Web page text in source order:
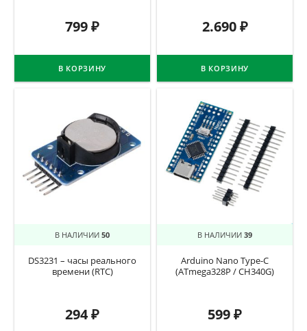
799₽
В КОРЗИНУ
2.690₽
В КОРЗИНУ
В НАЛИЧИИ 50
DS3231 – часы реального
времени (RTC)
294₽
В НАЛИЧИИ 39
Arduino Nano Type-C
(ATmega328P / CH340G)
599₽